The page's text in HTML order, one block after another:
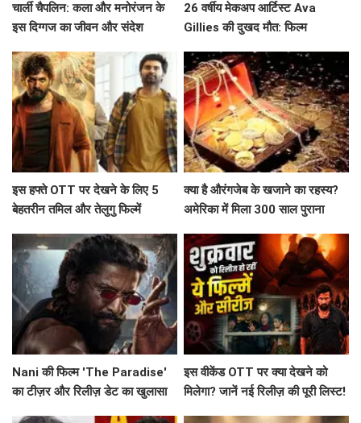
चार्ली चैपलिन: कला और मनोरंजन के
इस दिग्गज का जीवन और संदेश
26 वर्षीय मेकअप आर्टिस्ट Ava
Gillies की दुखद मौत: फिल्म
इस हफ्ते OTT पर देखने के लिए 5
बेहतरीन तमिल और तेलुगु फिल्में
क्या है औरंगजेब के खजाने का रहस्य?
अमेरिका में मिला 300 साल पुराना
Nani की फिल्म 'The Paradise'
का टीज़र और रिलीज़ डेट का खुलासा
इस वीकेंड OTT पर क्या देखने को
मिलेगा? जानें नई रिलीज़ की पूरी लिस्ट!